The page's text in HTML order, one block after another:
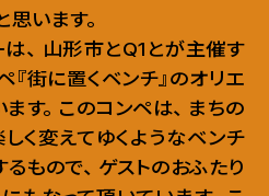
思います。
は、 山形市とQ1とが主催す
街に置くベンチ』のオリエ
ます。 このコンペは、 まちの
く変えてゆくようなベンチ
るもので、 ゲストのおふたり